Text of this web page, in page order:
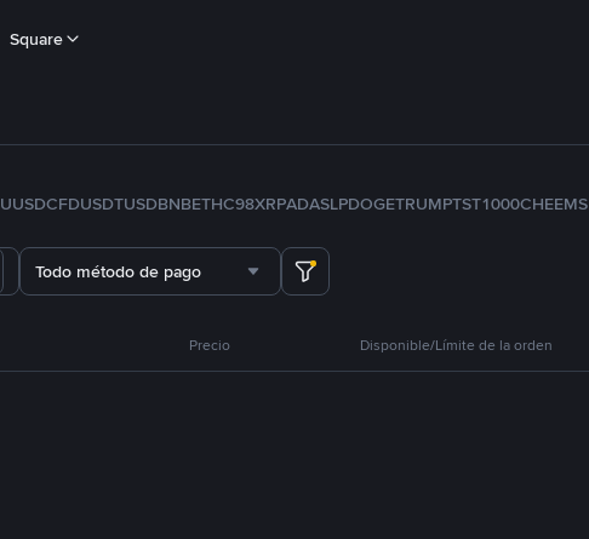
Square
UUSDCFDUSDTUSDBNBETHC98XRPADASLPDOGETRUMPTST1000CHEEMS
Todo método de pago
Precio Disponible/Límite de la orden